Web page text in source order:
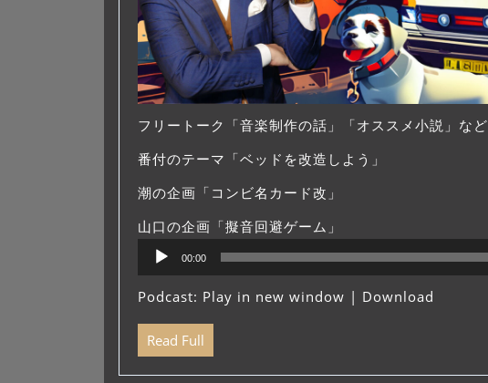
フリートーク「音楽制作の話」「オススメ小説」など
番付のテーマ「ベッドを改造しよう」
潮の企画「コンビ名カード改」
山口の企画「擬音回避ゲーム」
プ
ー
ヤ
00:00
Podcast: Play in new window | Download
Read Full